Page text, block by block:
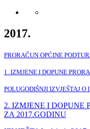
2017.
PRORAČUN OPĆINE
1. IZMJENE I DOPUNE
POLUGODIŠNJI IZVJEŠTAJ
2. IZMJENE I DOPUNE
ZA 2017.GODINU